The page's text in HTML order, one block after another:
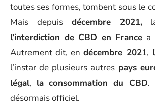
toutes ses formes, tombent sous le
Mais depuis décembre 2021,la
l’interdiction de CBD en France a
Autrement dit, endécembre 2021,
l’instar de plusieurs autres pays
légal, la consommation du CBD.
désormais officiel.